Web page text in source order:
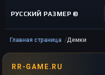
РУССКИЙ РАЗМЕР ©
Главная страница Демки
RR-GAME.RU